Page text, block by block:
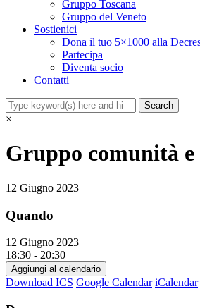
Gruppo Toscana
Gruppo del Veneto
Sostienici
Dona il tuo 5×1000 alla
Partecipa
Diventa socio
Contatti
×
Gruppo comunità e
12 Giugno 2023
Quando
12 Giugno 2023
18:30 - 20:30
Aggiungi al calendario
Download ICS Google Calendar iCalendar